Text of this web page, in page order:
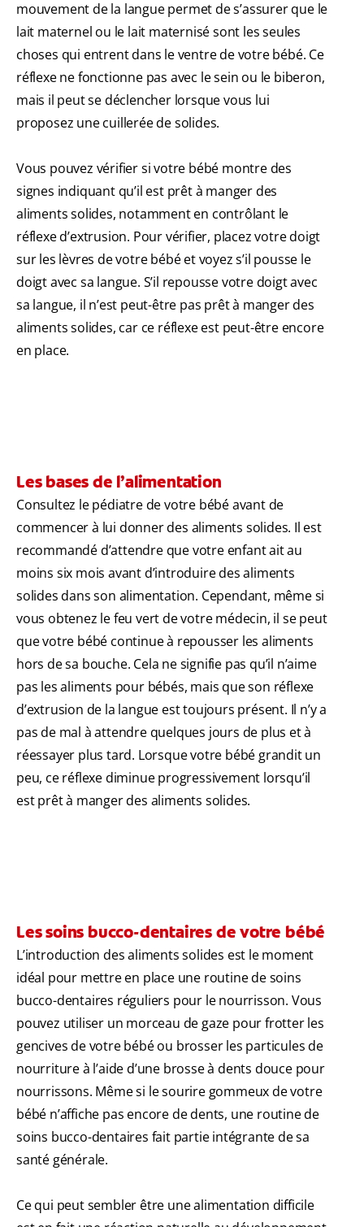
mouvement de la langue permet de s’assurer que le
lait maternel ou le lait maternisé sont les seules
choses qui entrent dans le ventre de votre bébé. Ce
réflexe ne fonctionne pas avec le sein ou le biberon,
mais il peut se déclencher lorsque vous lui
proposez une cuillerée de solides.
Vous pouvez vérifier si votre bébé montre des
signes indiquant qu’il est prêt à manger des
aliments solides, notamment en contrôlant le
réflexe d’extrusion. Pour vérifier, placez votre doigt
sur les lèvres de votre bébé et voyez s’il pousse le
doigt avec sa langue. S’il repousse votre doigt avec
sa langue, il n’est peut-être pas prêt à manger des
aliments solides, car ce réflexe est peut-être encore
en place.
Les bases de l’alimentation
Consultez le pédiatre de votre bébé avant de
commencer à lui donner des aliments solides. Il est
recommandé d’attendre que votre enfant ait au
moins six mois avant d’introduire des aliments
solides dans son alimentation. Cependant, même si
vous obtenez le feu vert de votre médecin, il se peut
que votre bébé continue à repousser les aliments
hors de sa bouche. Cela ne signifie pas qu’il n’aime
pas les aliments pour bébés, mais que son réflexe
d’extrusion de la langue est toujours présent. Il n’y a
pas de mal à attendre quelques jours de plus et à
réessayer plus tard. Lorsque votre bébé grandit un
peu, ce réflexe diminue progressivement lorsqu’il
est prêt à manger des aliments solides.
Les soins bucco-dentaires de votre bébé
L’introduction des aliments solides est le moment
idéal pour mettre en place une routine de soins
bucco-dentaires réguliers pour le nourrisson. Vous
pouvez utiliser un morceau de gaze pour frotter les
gencives de votre bébé ou brosser les particules de
nourriture à l’aide d’une brosse à dents douce pour
nourrissons. Même si le sourire gommeux de votre
bébé n’affiche pas encore de dents, une routine de
soins bucco-dentaires fait partie intégrante de sa
santé générale.
Ce qui peut sembler être une alimentation difficile